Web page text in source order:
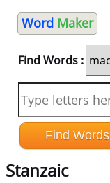
Word Maker
Find Words :
Stanzaic